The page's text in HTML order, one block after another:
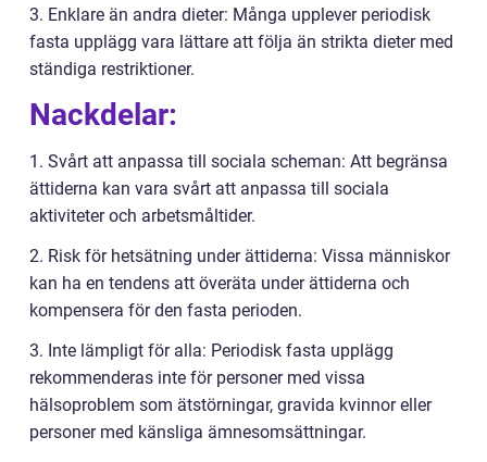
3. Enklare än andra dieter: Många upplever periodisk
fasta upplägg vara lättare att följa än strikta dieter med
ständiga restriktioner.
Nackdelar:
1. Svårt att anpassa till sociala scheman: Att begränsa
ättiderna kan vara svårt att anpassa till sociala
aktiviteter och arbetsmåltider.
2. Risk för hetsätning under ättiderna: Vissa människor
kan ha en tendens att överäta under ättiderna och
kompensera för den fasta perioden.
3. Inte lämpligt för alla: Periodisk fasta upplägg
rekommenderas inte för personer med vissa
hälsoproblem som ätstörningar, gravida kvinnor eller
personer med känsliga ämnesomsättningar.